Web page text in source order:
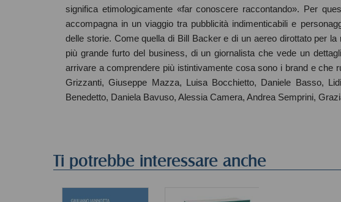
significa etimologicamente «far conoscere raccontando». Per
accompagna in un viaggio tra pubblicità indimenticabili e
delle storie. Come quella di Bill Backer e di un aereo dirottato per
più grande furto del business, di un giornalista che vede un
arrivare a comprendere più istintivamente cosa sono i brand e che
Grizzanti, Giuseppe Mazza, Luisa Bocchietto, Daniele Basso,
Benedetto, Daniela Bavuso, Alessia Camera, Andrea Semprini,
Ti potrebbe interessare anche